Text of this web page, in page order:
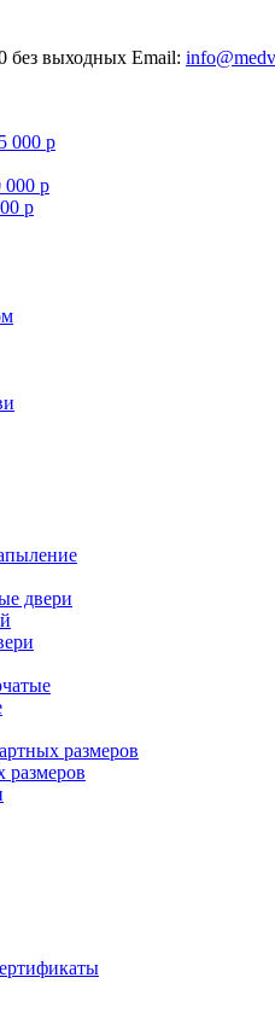
без выходных Email:
000 р
000 р
р
двери
размеров
размеров